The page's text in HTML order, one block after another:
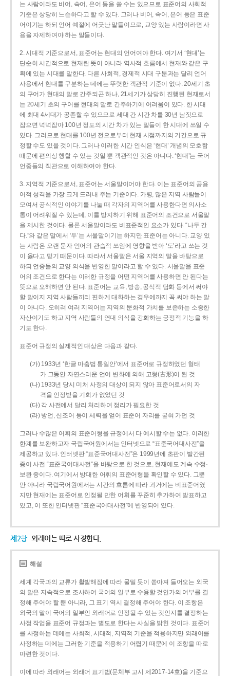
는 사람이라도 비어, 속어, 은어 등을 쓸 수는 있으므로 표준어의 사회적
기준은 상당히 느슨하다고 할 수 있다. 그러나 비어, 속어, 은어 등은 표준
어이기는 하되 언어 예절에 어긋난 말들이므로, 교양 있는 사람이라면 사
용을 자제하여야 하는 말들이다.
2. 시대적 기준으로서, 표준어는 현대의 언어여야 한다. 여기서 ‘현대’는
단순히 시간적으로 현재란 뜻이 아니라 역사적 흐름에서 현재와 같은 구
획에 있는 시대를 말한다. 다른 사회적, 경제적 시대 구분과는 달리 언어
사용에서 현대를 구분하는 데에는 뚜렷한 객관적 기준이 없다. 20세기 초
의 구어가 현대의 말로 간주되곤 하나, 21세기가 상당히 진행된 현재로서
는 20세기 초의 구어를 현대의 말로 간주하기에 어려움이 있다. 한 시대
에 최대 4세대가 공존할 수 있으므로 세대 간 시간 차를 30년 남짓으로
잡으면 넉넉잡아 100년 정도의 시간 차가 있는 말들이 한 시대에 쓰일 수
있다. 그러므로 현대를 100년 전으로부터 현재 시점까지의 기간으로 규
정할 수도 있을 것이다. 그러나 이러한 시간 인식은 ‘현대’ 개념의 모호함
때문에 편의상 행할 수 있는 것일 뿐 객관적인 것은 아니다. ‘현대’는 국어
언중들의 직관으로 이해하여야 한다.
3. 지역적 기준으로서, 표준어는 서울말이어야 한다. 이는 표준어의 공용
어적 성격을 가장 크게 드러내 주는 기준이다. 가령, 많은 지역 사람들이
모여서 공식적인 이야기를 나눌 때 각자의 지역어를 사용한다면 의사소
통이 어려워질 수 있는데, 이를 방지하기 위해 표준어의 조건으로 서울말
을 제시한 것이다. 물론 서울말이라도 비표준적인 요소가 있다. “나두 간
다.”와 같은 말에서 ‘두’는 서울말이기는 하지만 표준어는 아니다. 교양 있
는 사람은 오랜 문자 언어의 관습적 쓰임에 영향을 받아 ‘도’라고 쓰는 것
이 옳다고 믿기 때문이다. 따라서 서울말은 서울 지역의 말을 바탕으로
하되 언중들의 교양 의식을 반영한 말이라고 할 수 있다. 서울말을 표준
어의 조건으로 한다는 이러한 규정을 어떤 지역어를 사용하면 안 된다는
뜻으로 오해하면 안 된다. 표준어는 교육, 방송, 공식적 담화 등에서 써야
할 말이지 지역 사람들끼리 편하게 대화하는 경우에까지 꼭 써야 하는 말
이 아니다. 오히려 여러 지역어는 지역의 문화적 가치를 보존하는 소중한
자산이기도 하고 지역 사람들의 연대 의식을 강화하는 긍정적 기능을 하
기도 한다.
표준어 규정의 실제적인 대상은 다음과 같다.
(가) 1933년 ‘한글 마춤법 통일안’에서 표준어로 규정하였던 형태
가 그동안 자연스러운 언어 변화에 의해 고형(古形)이 된 것
(나) 1933년 당시 미처 사정의 대상이 되지 않아 표준어로서의 자
격을 인정받을 기회가 없었던 것
(다) 각 사전에서 달리 처리하여 정리가 필요한 것
(라) 방언, 신조어 등이 세력을 얻어 표준어 자리를 굳혀 가던 것
그러나 수많은 어휘의 표준어형을 규정에서 다 예시할 수는 없다. 이러한
한계를 보완하고자 국립국어원에서는 인터넷으로 “표준국어대사전”을
제공하고 있다. 인터넷판 “표준국어대사전”은 1999년에 초판이 발간된
종이 사전 “표준국어대사전”을 바탕으로 한 것으로, 현재에도 계속 수정·
보완 중이다. 여기에서 방대한 어휘의 표준어형을 확인할 수 있다. 그뿐
만 아니라 국립국어원에서는 시간의 흐름에 따라 과거에는 비표준어였
지만 현재에는 표준어로 인정될 만한 어휘를 꾸준히 추가하여 발표하고
있고, 이 또한 인터넷판 “표준국어대사전”에 반영되어 있다.
제2항 외래어는 따로 사정한다.
해설
세계 각국과의 교류가 활발해짐에 따라 물밀 듯이 쏟아져 들어오는 외국
의 말은 지속적으로 조사하여 국어의 일부로 수용할 것인가의 여부를 결
정해 주어야 할 뿐 아니라, 그 표기 역시 결정해 주어야 한다. 이 조항은
외국의 말이 국어의 일부인 외래어로 인정될 수 있는 것인지를 결정하는
사정 작업을 표준어 규정과는 별도로 한다는 사실을 밝힌 것이다. 표준어
를 사정하는 데에는 사회적, 시대적, 지역적 기준을 적용하지만 외래어를
사정하는 데에는 그러한 기준을 적용하기 어렵기 때문에 이 조항을 따로
마련한 것이다.
이에 따라 외래어는 외래어 표기법(문체부 고시 제2017-14호)을 기준으